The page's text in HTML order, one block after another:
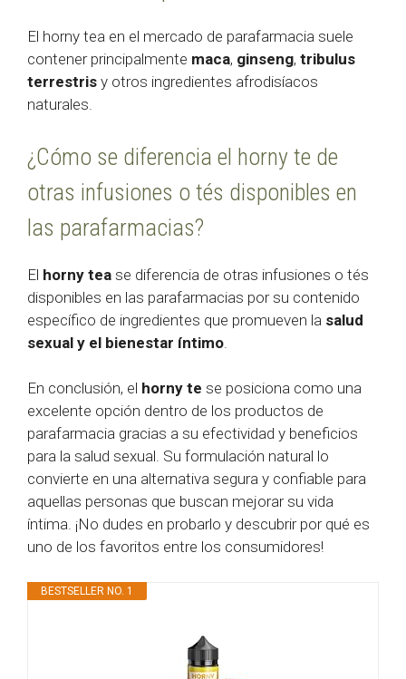
El horny tea en el mercado de parafarmacia suele
contener principalmente maca, ginseng, tribulus
terrestris y otros ingredientes afrodisíacos
naturales.
¿Cómo se diferencia el horny te de
otras infusiones o tés disponibles en
las parafarmacias?
El horny tea se diferencia de otras infusiones o tés
disponibles en las parafarmacias por su contenido
específico de ingredientes que promueven la salud
sexual y el bienestar íntimo
En conclusión, el horny te se posiciona como una
excelente opción dentro de los productos de
parafarmacia gracias a su efectividad y beneficios
para la salud sexual. Su formulación natural lo
convierte en una alternativa segura y confiable para
aquellas personas que buscan mejorar su vida
íntima. ¡No dudes en probarlo y descubrir por qué es
uno de los favoritos entre los consumidores!
BESTSELLER NO. 1